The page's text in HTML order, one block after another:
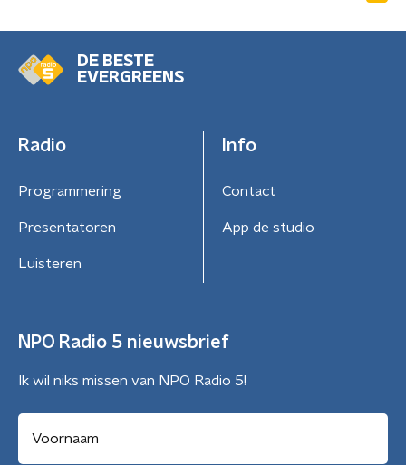
DE BESTE
EVERGREENS
Radio
Programmering
Presentatoren
Luisteren
Info
Contact
App de studio
NPO Radio 5 nieuwsbrief
Ik wil niks missen van NPO Radio 5!